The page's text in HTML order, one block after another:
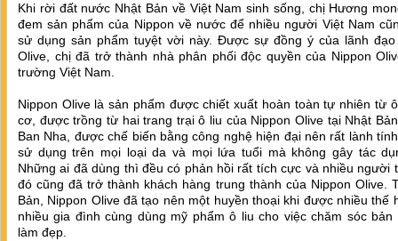
Khi rời đất nước Nhật Bản về Việt Nam sinh sống, chị Hương
đem sản phẩm của Nippon về nước để nhiều người Việt Nam
sử dụng sản phẩm tuyệt vời này. Được sự đồng ý của lãnh đạo
Olive, chị đã trở thành nhà phân phối độc quyền của Nippon
trường Việt Nam.
Nippon Olive là sản phẩm được chiết xuất hoàn toàn tự nhiên từ
cơ, được trồng từ hai trang trại ô liu của Nippon Olive tại Nhật
Ban Nha, được chế biến bằng công nghệ hiện đại nên rất lành
sử dụng trên mọi loại da và mọi lứa tuổi mà không gây tác
Những ai đã dùng thì đều có phản hồi rất tích cực và nhiều người
đó cũng đã trở thành khách hàng trung thành của Nippon Olive.
Bản, Nippon Olive đã tạo nên một huyền thoại khi được nhiều thế
nhiều gia đình cùng dùng mỹ phẩm ô liu cho việc chăm sóc bản
làm đẹp.